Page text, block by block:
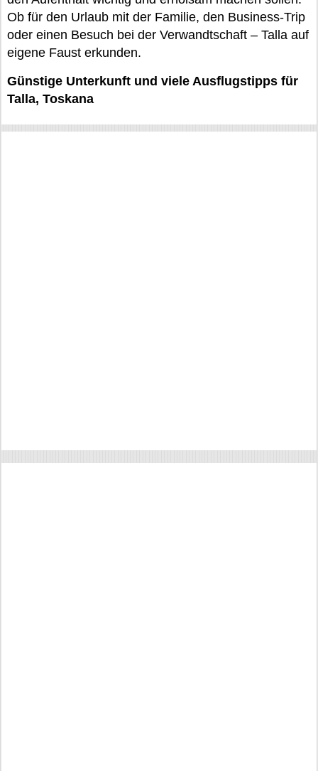
Ob für den Urlaub mit der Familie, den Business-Trip
oder einen Besuch bei der Verwandtschaft – Talla auf
eigene Faust erkunden.
Günstige Unterkunft und viele Ausflugstipps für
Talla, Toskana